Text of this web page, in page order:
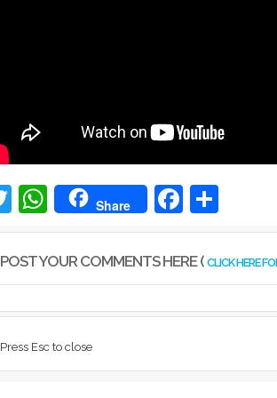
Twitter WhatsAppShare Facebook
POST YOUR COMMENTS HERE ( CLICK HERE
Press Esc to close